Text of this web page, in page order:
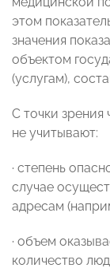
этом
значения
объектом
(услугам),
С точки зрения
не учитывают:
· степень
случае
адресам
· объем
количество